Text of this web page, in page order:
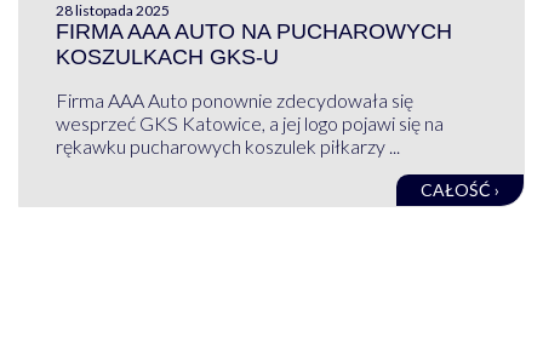
28 listopada 2025
FIRMA AAA AUTO NA PUCHAROWYCH
KOSZULKACH GKS-U
Firma AAA Auto ponownie zdecydowała się
wesprzeć GKS Katowice, a jej logo pojawi się na
rękawku pucharowych koszulek piłkarzy ...
CAŁOŚĆ ›